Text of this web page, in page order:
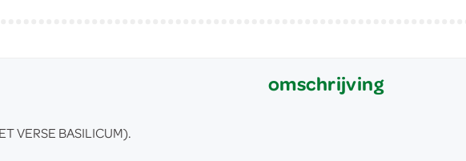
omschrijving
VERSE BASILICUM).